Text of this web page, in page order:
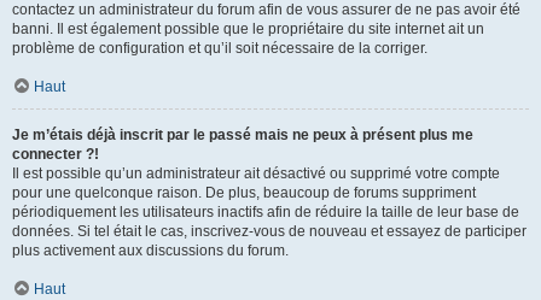
contactez un administrateur du forum afin de vous assurer de ne pas avoir été
banni. Il est également possible que le propriétaire du site internet ait un
problème de configuration et qu’il soit nécessaire de la corriger.
Haut
Je m’étais déjà inscrit par le passé mais ne peux à présent plus me
connecter ?!
Il est possible qu’un administrateur ait désactivé ou supprimé votre compte
pour une quelconque raison. De plus, beaucoup de forums suppriment
périodiquement les utilisateurs inactifs afin de réduire la taille de leur base de
données. Si tel était le cas, inscrivez-vous de nouveau et essayez de participer
plus activement aux discussions du forum.
Haut